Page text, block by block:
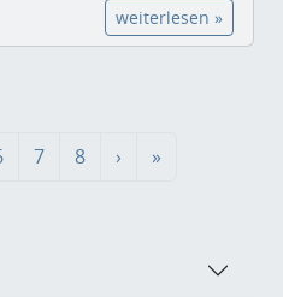
weiterlesen »
7 8 › »